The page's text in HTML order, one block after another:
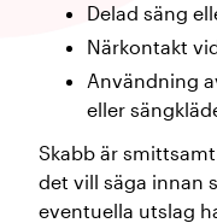
Delad säng
Närkontakt
Användning
eller
Skabb är
det vill säga innan
eventuella utslag